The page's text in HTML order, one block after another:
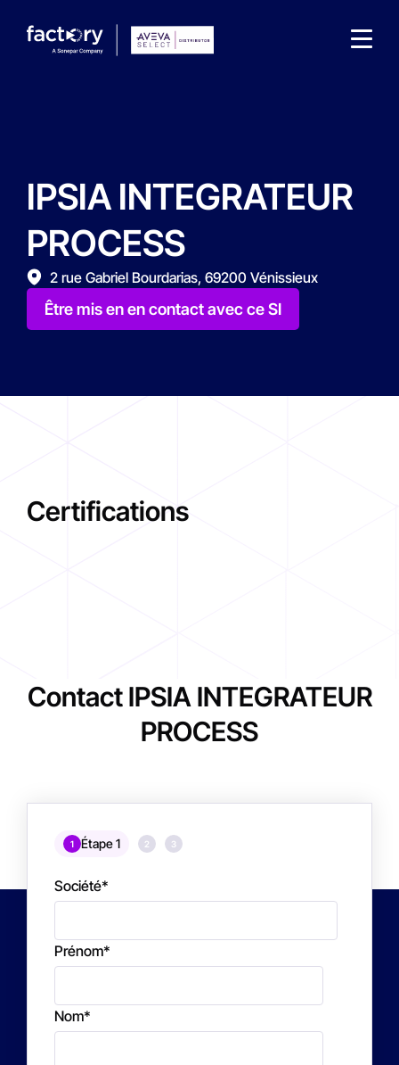
Qu'est-ce que vous cherchez ?
IPSIA INTEGRATEUR
PROCESS
2 rue Gabriel Bourdarias, 69200 Vénissieux
Être mis en en contact avec ce SI
Certifications
Contact IPSIA INTEGRATEUR
PROCESS
1 Étape 1 2 3
Société*
Prénom*
Nom*